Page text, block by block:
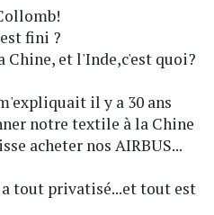
fini ?
Chine, et l'Inde,c'est quoi?
il y a 30 ans
notre textile à la Chine
acheter nos AIRBUS...
tout privatisé...et tout est